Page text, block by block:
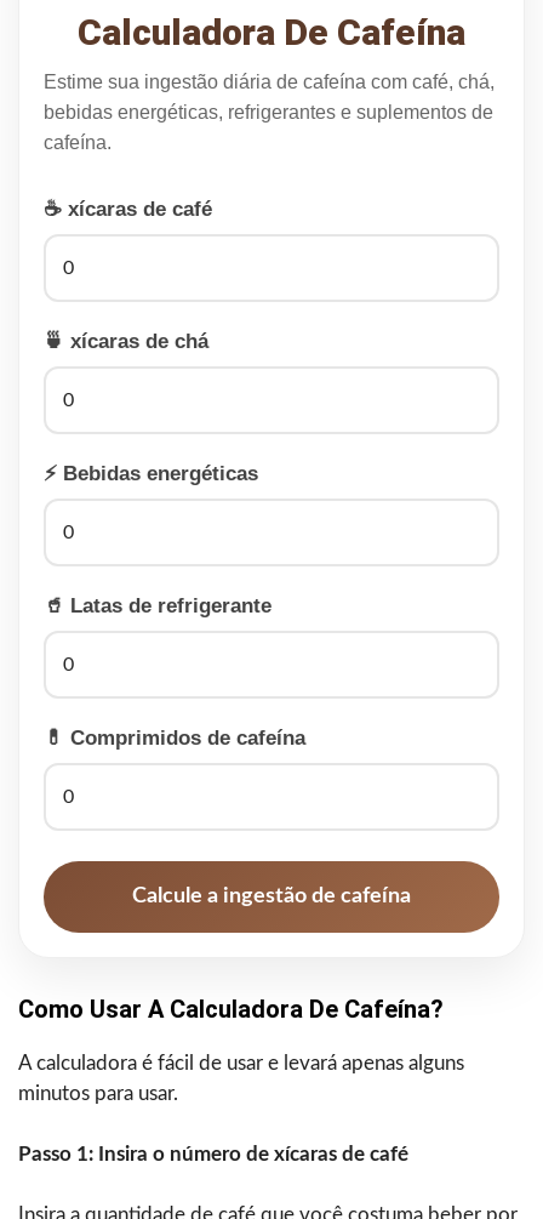
Calculadora De Cafeína
Estime sua ingestão diária de cafeína com café, chá,
bebidas energéticas, refrigerantes e suplementos de
cafeína.
☕ xícaras de café
🍵 xícaras de chá
⚡ Bebidas energéticas
🥤 Latas de refrigerante
💊 Comprimidos de cafeína
Calcule a ingestão de cafeína
Como Usar A Calculadora De Cafeína?
A calculadora é fácil de usar e levará apenas alguns
minutos para usar.
Passo 1: Insira o número de xícaras de café
Insira a quantidade de café que você costuma beber por